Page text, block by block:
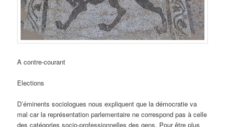
A contre-courant
Elections
D’éminents sociologues nous expliquent que la démocratie va
mal car la représentation parlementaire ne correspond pas à celle
des catégories socio-professionnelles des gens. Pour être plus